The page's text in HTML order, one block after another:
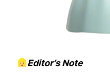
Editor’s Note